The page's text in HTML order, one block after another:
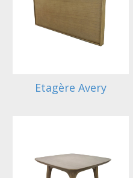
Etagère Avery